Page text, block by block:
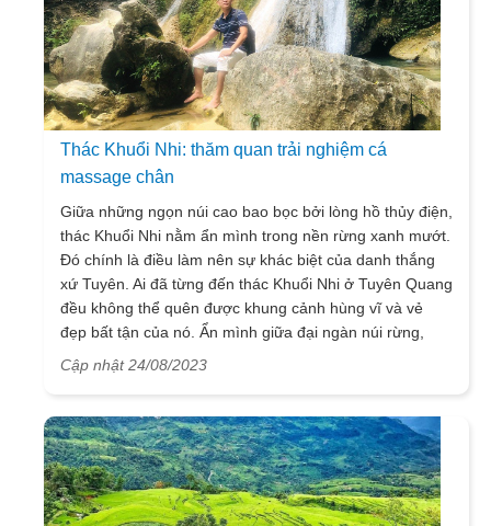
Thác Khuổi Nhi: thăm quan trải nghiệm cá
massage chân
Giữa những ngọn núi cao bao bọc bởi lòng hồ thủy điện,
thác Khuổi Nhi nằm ẩn mình trong nền rừng xanh mướt.
Đó chính là điều làm nên sự khác biệt của danh thắng
xứ Tuyên. Ai đã từng đến thác Khuổi Nhi ở Tuyên Quang
đều không thể quên được khung cảnh hùng vĩ và vẻ
đẹp bất tận của nó. Ẩn mình giữa đại ngàn núi rừng,
thác Khuổi Nhi mang vẻ đẹp thanh khiết hoang sơ, là
chúng tôi nhé!
Cập nhật 24/08/2023